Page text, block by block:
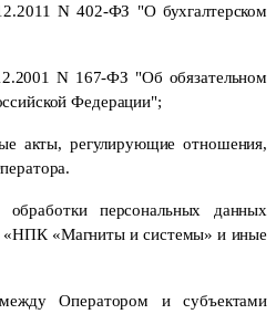
N 402-ФЗ "О бухгалтерском
N 167-ФЗ "Об обязательном
Федерации";
акты, регулирующие отношения,
персональных данных
«НПК «Магниты и системы» и иные
Оператором и субъектами